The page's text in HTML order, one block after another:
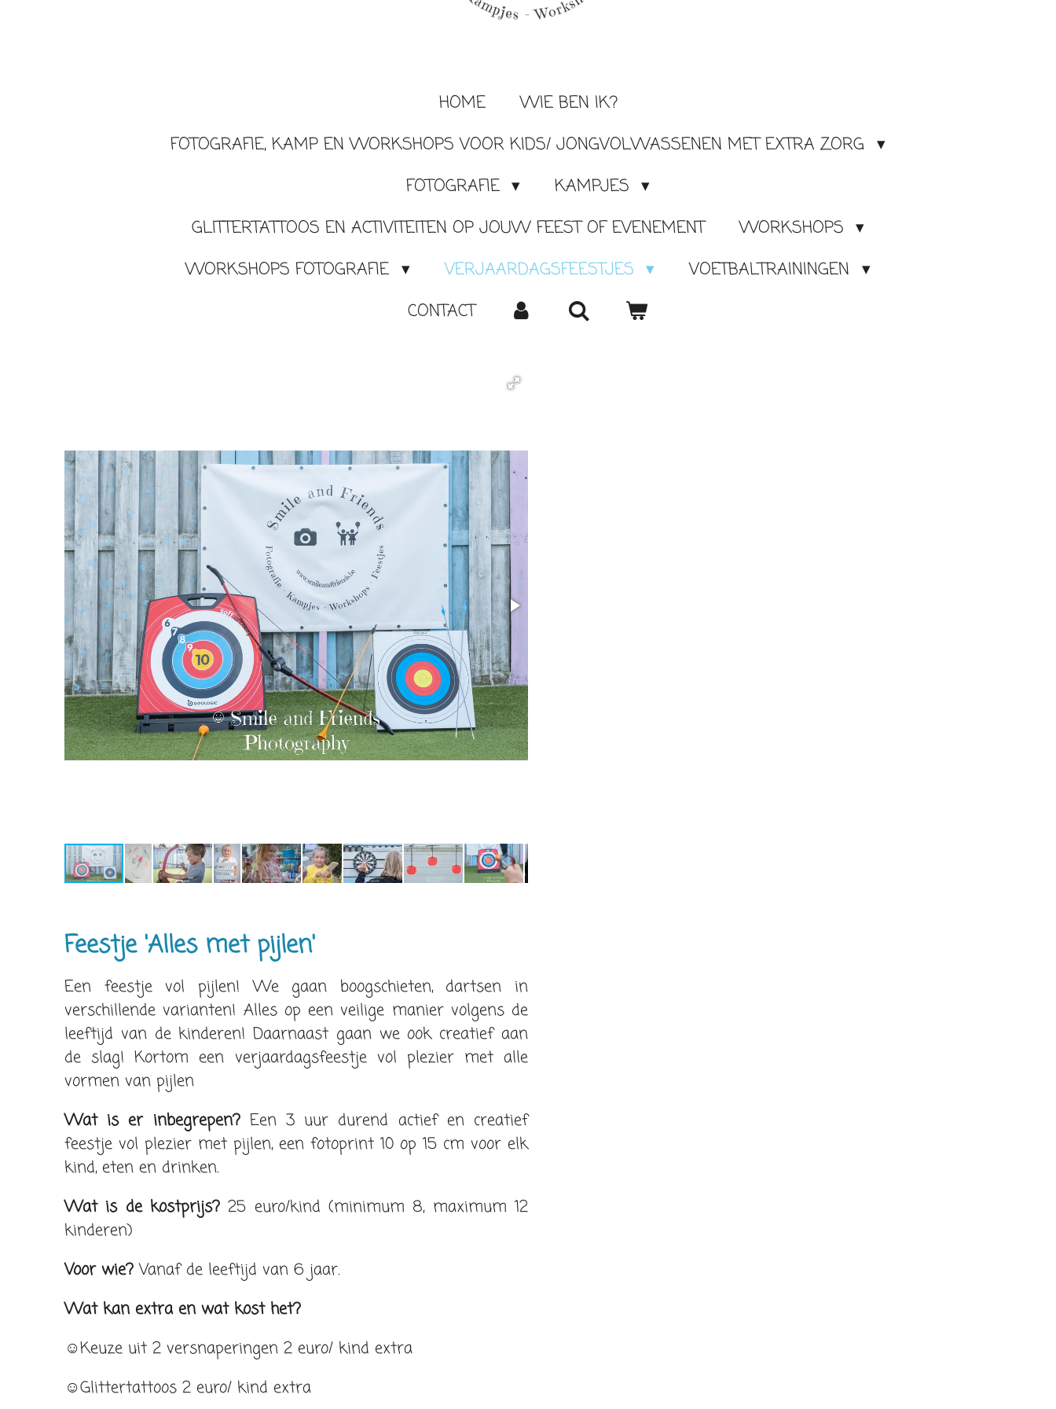
HOME
WIE BEN IK?
FOTOGRAFIE, KAMP EN WORKSHOPS VOOR KIDS/ JONGVOLWASSENEN MET EXTRA ZORG
FOTOGRAFIE
KAMPJES
GLITTERTATTOOS EN ACTIVITEITEN OP JOUW FEEST OF EVENEMENT
WORKSHOPS
WORKSHOPS FOTOGRAFIE
VERJAARDAGSFEESTJES
VOETBALTRAININGEN
CONTACT
Feestje 'Alles met pijlen'
Een feestje vol pijlen! We gaan boogschieten, dartsen in
verschillende varianten! Alles op een veilige manier volgens de
leeftijd van de kinderen! Daarnaast gaan we ook creatief aan
de slag! Kortom een verjaardagsfeestje vol plezier met alle
vormen van pijlen
Wat is er inbegrepen?Een 3 uur durend actief en creatief
feestje vol plezier met pijlen, een fotoprint 10 op 15 cm voor elk
kind, eten en drinken.
Wat is de kostprijs? 25 euro/kind (minimum 8, maximum 12
kinderen)
Voor wie?Vanaf de leeftijd van 6 jaar.
Wat kan extra en wat kost het?
☺Keuze uit 2 versnaperingen 2 euro/ kind extra
☺Glittertattoos 2 euro/ kind extra